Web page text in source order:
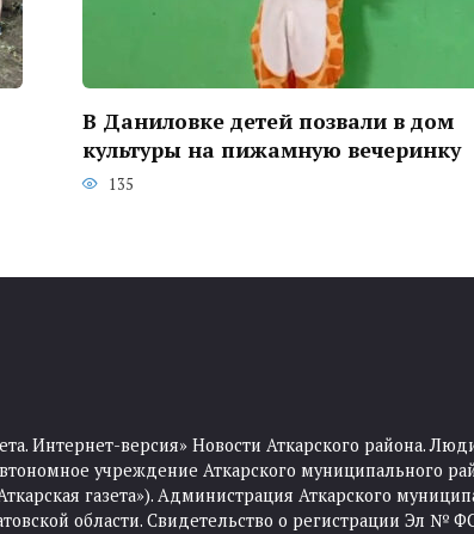
В Даниловке детей позвали в дом
культуры на пижамную вечеринку
135
Интернет-версия» Новости Аткарского района.
учреждение Аткарского муниципального
газета»). Администрация Аткарского
области. Свидетельство о регистрации Эл №